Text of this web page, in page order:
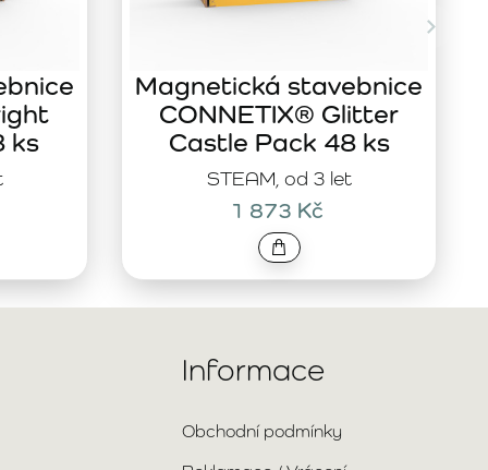
ks
STEAM, od 3 let
Magnetická stavebnice
CONNETIX® Glitter
Castle Pack 48 ks
1 873 Kč
Informace
Obchodní podmínky